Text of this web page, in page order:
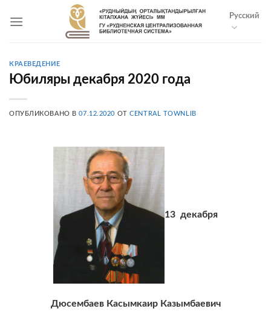
Русский
КРАЕВЕДЕНИЕ
Юбиляры декабря 2020 года
ОПУБЛИКОВАНО В07.12.2020 ОТCENTRAL TOWNLIB
13 декабря
Дюсембаев Касымкаир Казымбаевич